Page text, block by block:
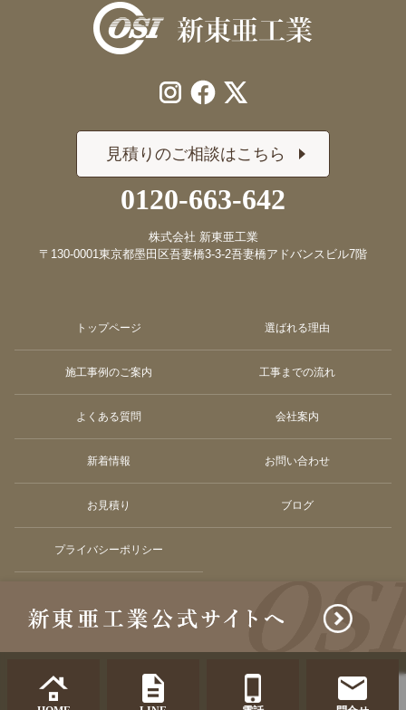
見積りのご相談はこちら
0120-663-642
株式会社 新東亜工業
〒130-0001東京都墨田区吾妻橋3-3-2吾妻橋アドバンスビル7階
トップページ 選ばれる理由
施工事例のご案内 工事までの流れ
よくある質問 会社案内
新着情報 お問い合わせ
お見積り ブログ
プライバシーポリシー
© Shintoakogyo co.ltd. All Rights Reserved.